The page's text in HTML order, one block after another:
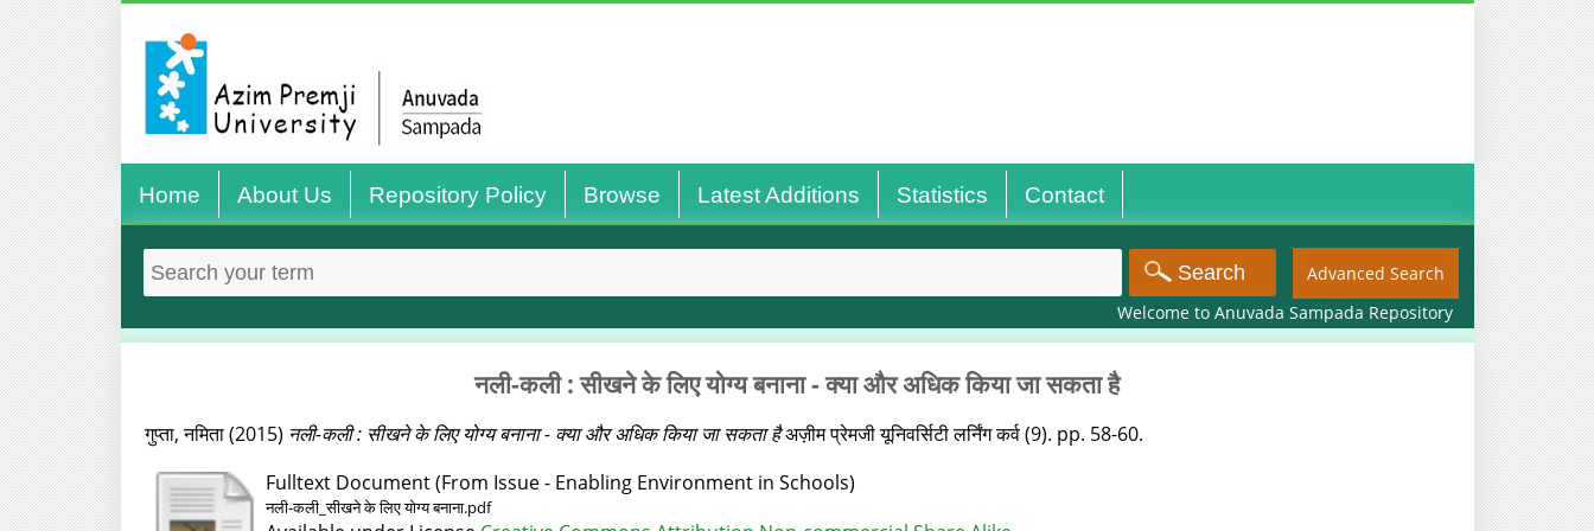
Home About Us Repository Policy Browse Latest Additions Statistics Contact
Advanced Search
Welcome to Anuvada Sampada Repository
नली-कली : सीखने के लिए योग्य बनाना - क्या और अधिक किया जा सकता है
गुप्ता, नमिता(2015) नली-कली : सीखने के लिए योग्य बनाना - क्या और अधिक किया जा सकता हैअज़ीम प्रेमजी यूनिवर्सिटी लर्निंग कर्व (9). pp. 58-60.
Fulltext Document (From Issue - Enabling Environment in Schools)
नली-कली_सीखने के लिए योग्य बनाना.pdf